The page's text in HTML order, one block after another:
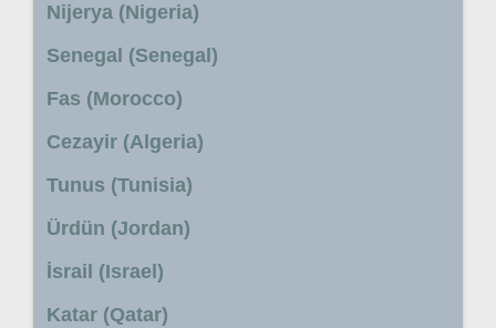
Nijerya (Nigeria)
Senegal (Senegal)
Fas (Morocco)
Cezayir (Algeria)
Tunus (Tunisia)
Ürdün (Jordan)
İsrail (Israel)
Katar (Qatar)